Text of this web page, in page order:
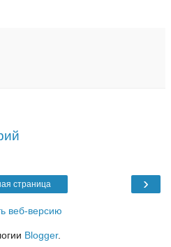
›
страница
веб-версию
Blogger.